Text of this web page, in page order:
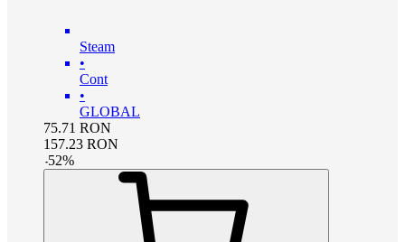
Steam
•
Cont
•
GLOBAL
75.71 RON
157.23 RON
-52%